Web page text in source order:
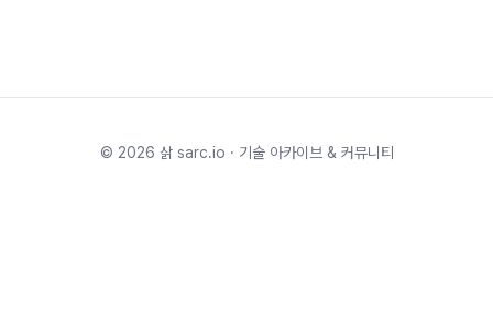
© 2026 삵 sarc.io · 기술 아카이브 & 커뮤니티